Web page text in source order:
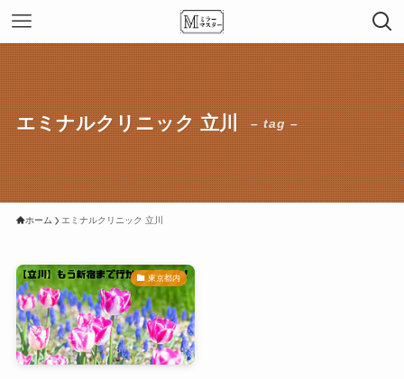
エミナルクリニック 立川 – tag –
ホーム エミナルクリニック 立川
東京都内